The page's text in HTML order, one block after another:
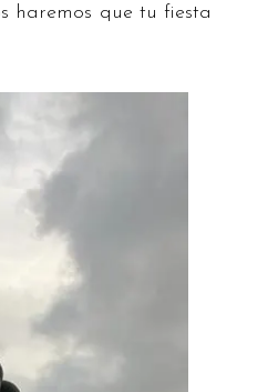
haremos que tu fiesta